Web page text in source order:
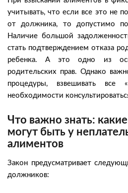
учитывать, что если все это не
от должника, то допустимо
Наличие большой
стать подтверждением отказа
ребенка. А это одно из
родительских прав. Однако
процедуры, взвешивать все
необходимости
Что важно знать:
могут быть у
алиментов
Закон предусматривает
должников: